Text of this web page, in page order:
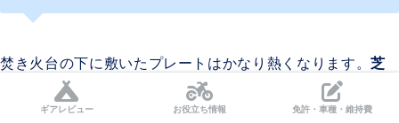
焚き火台の下に敷いたプレートはかなり熱くなります。芝
生の上に直接置くと焦がしてしまう
ので、難燃シートや木
を置いて対策しましょう！
ギアレビュー お役立ち情報 免許・車種・維持費